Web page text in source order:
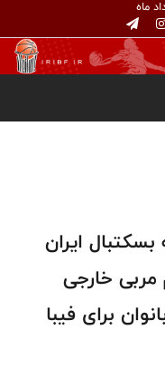
ماه
ایران
مربی خارجی
برای فیبا